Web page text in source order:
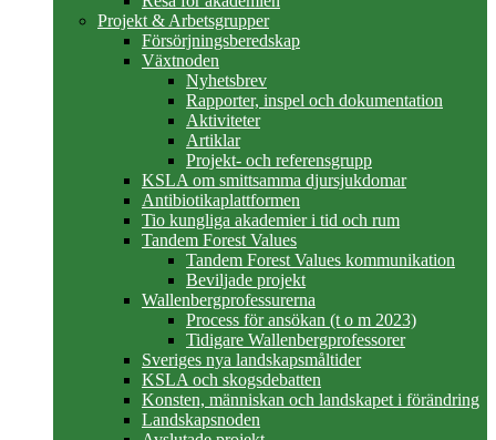
Projekt & Arbetsgrupper
Försörjningsberedskap
Växtnoden
Nyhetsbrev
Rapporter, inspel och dokumentation
Aktiviteter
Artiklar
Projekt- och referensgrupp
KSLA om smittsamma djursjukdomar
Antibiotikaplattformen
Tio kungliga akademier i tid och rum
Tandem Forest Values
Tandem Forest Values kommunikation
Beviljade projekt
Wallenbergprofessurerna
Process för ansökan (t o m 2023)
Tidigare Wallenbergprofessorer
Sveriges nya landskapsmåltider
KSLA och skogsdebatten
Konsten, människan och landskapet i förändring
Landskapsnoden